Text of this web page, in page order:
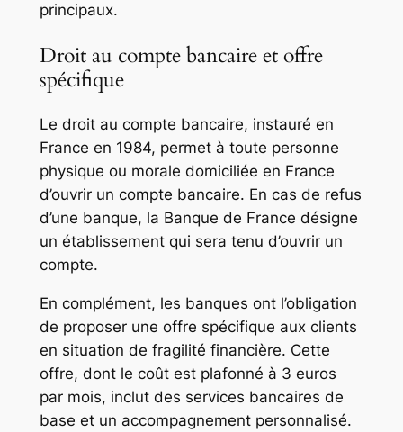
principaux.
Droit au compte bancaire et offre
spécifique
Le droit au compte bancaire, instauré en
France en 1984, permet à toute personne
physique ou morale domiciliée en France
d’ouvrir un compte bancaire. En cas de refus
d’une banque, la Banque de France désigne
un établissement qui sera tenu d’ouvrir un
compte.
En complément, les banques ont l’obligation
de proposer une offre spécifique aux clients
en situation de fragilité financière. Cette
offre, dont le coût est plafonné à 3 euros
par mois, inclut des services bancaires de
base et un accompagnement personnalisé.